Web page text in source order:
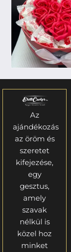
Az
ajándékozás
az öröm és
szeretet
kifejezése,
egy
gesztus,
amely
szavak
nélkül is
közel hoz
minket